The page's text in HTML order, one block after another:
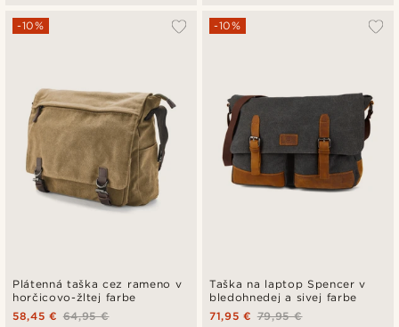
Plátenná taška cez rameno v
horčicovo-žltej farbe
-10%
64,95 €
58,45 €
Taška na laptop Spencer v
bledohnedej a sivej farbe
-10%
79,95 €
71,95 €